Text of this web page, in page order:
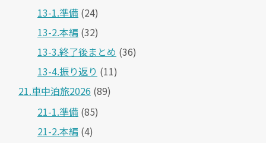
13-1.準備 (24)
13-2.本編 (32)
13-3.終了後まとめ (36)
13-4.振り返り (11)
21.車中泊旅2026 (89)
21-1.準備 (85)
21-2.本編 (4)